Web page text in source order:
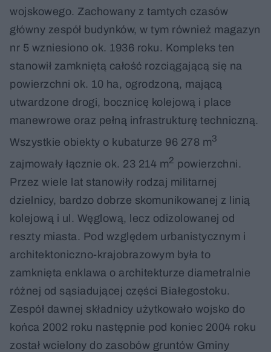
wojskowego. Zachowany z tamtych czasów
główny zespół budynków, w tym również magazyn
nr 5 wzniesiono ok. 1936 roku. Kompleks ten
stanowił zamkniętą całość rozciągającą się na
powierzchni ok. 10 ha, ogrodzoną, mającą
utwardzone drogi, bocznicę kolejową i place
manewrowe oraz pełną infrastrukturę techniczną.
Wszystkie obiekty o kubaturze 96 278 m3
zajmowały łącznie ok. 23 214 m2 powierzchni.
Przez wiele lat stanowiły rodzaj militarnej
dzielnicy, bardzo dobrze skomunikowanej z linią
kolejową i ul. Węglową, lecz odizolowanej od
reszty miasta. Pod względem urbanistycznym i
architektoniczno-krajobrazowym była to
zamknięta enklawa o architekturze diametralnie
różnej od sąsiadującej części Białegostoku.
Zespół dawnej składnicy użytkowało wojsko do
końca 2002 roku następnie pod koniec 2004 roku
został wcielony do zasobów gruntów Gminy